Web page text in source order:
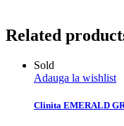
Related
Sold
Adauga la wishlist
Clinita EMERALD